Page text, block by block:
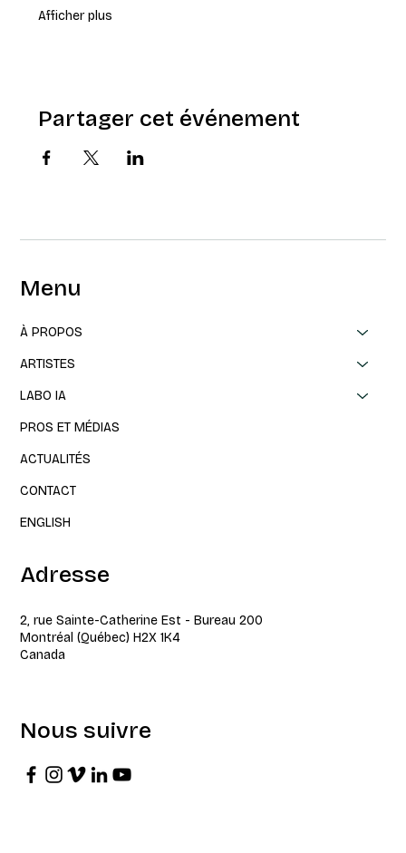
Afficher plus
Partager cet événement
Menu
À PROPOS
ARTISTES
LABO IA
PROS ET MÉDIAS
ACTUALITÉS
CONTACT
ENGLISH
Adresse
2, rue Sainte-Catherine Est - Bureau 200
Montréal (Québec) H2X 1K4
Canada
Nous suivre